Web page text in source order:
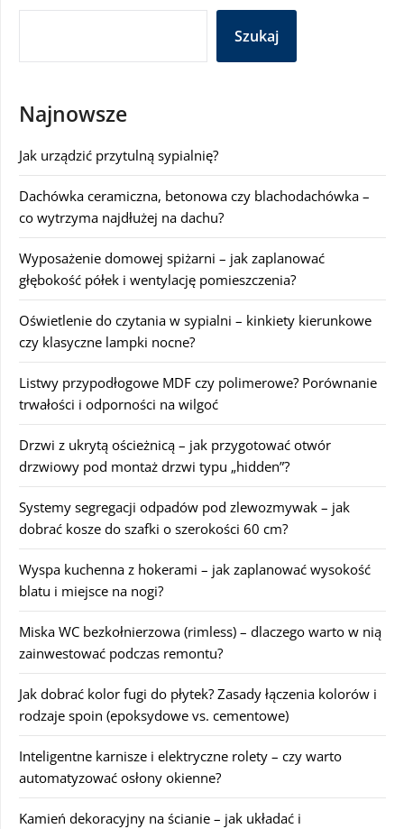
Szukaj
Najnowsze
Jak urządzić przytulną sypialnię?
Dachówka ceramiczna, betonowa czy blachodachówka –
co wytrzyma najdłużej na dachu?
Wyposażenie domowej spiżarni – jak zaplanować
głębokość półek i wentylację pomieszczenia?
Oświetlenie do czytania w sypialni – kinkiety kierunkowe
czy klasyczne lampki nocne?
Listwy przypodłogowe MDF czy polimerowe? Porównanie
trwałości i odporności na wilgoć
Drzwi z ukrytą ościeżnicą – jak przygotować otwór
drzwiowy pod montaż drzwi typu „hidden”?
Systemy segregacji odpadów pod zlewozmywak – jak
dobrać kosze do szafki o szerokości 60 cm?
Wyspa kuchenna z hokerami – jak zaplanować wysokość
blatu i miejsce na nogi?
Miska WC bezkołnierzowa (rimless) – dlaczego warto w nią
zainwestować podczas remontu?
Jak dobrać kolor fugi do płytek? Zasady łączenia kolorów i
rodzaje spoin (epoksydowe vs. cementowe)
Inteligentne karnisze i elektryczne rolety – czy warto
automatyzować osłony okienne?
Kamień dekoracyjny na ścianie – jak układać i